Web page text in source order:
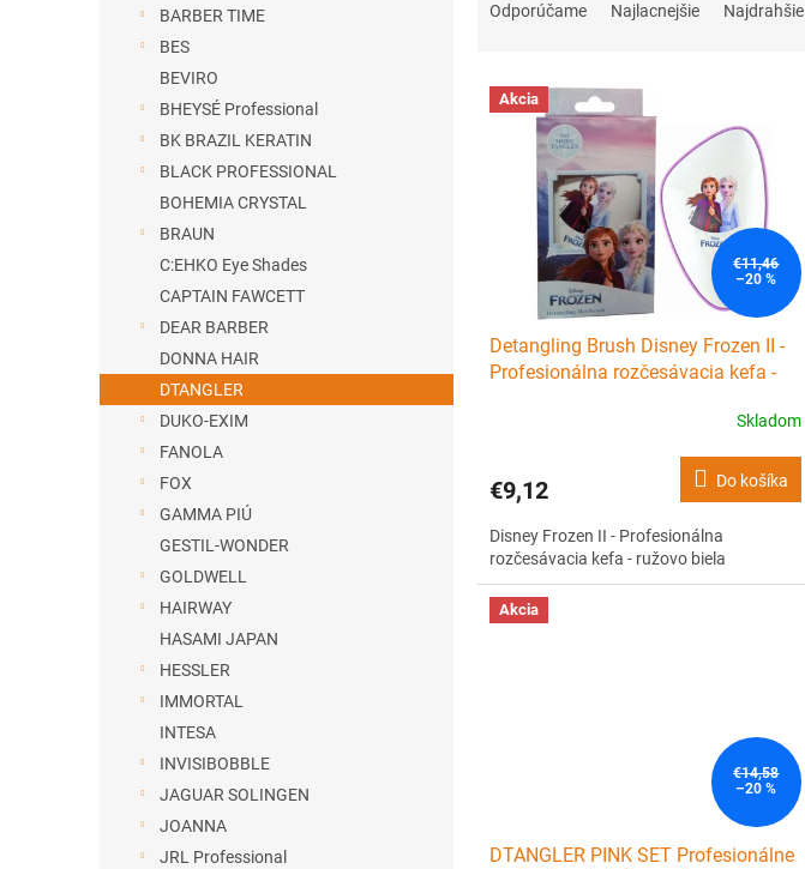
BARBER TIME
BES
BEVIRO
BHEYSÉ Professional
BK BRAZIL KERATIN
BLACK PROFESSIONAL
BOHEMIA CRYSTAL
BRAUN
C:EHKO Eye Shades
CAPTAIN FAWCETT
DEAR BARBER
DONNA HAIR
DTANGLER
DUKO-EXIM
FANOLA
FOX
GAMMA PIÚ
GESTIL-WONDER
GOLDWELL
HAIRWAY
HASAMI JAPAN
HESSLER
IMMORTAL
INTESA
INVISIBOBBLE
JAGUAR SOLINGEN
JOANNA
JRL Professional
Odporúčame Najlacnejšie Najdrahšie
V Akcia
€11,46
–20 %
Detangling Brush Disney Frozen II -
Profesionálna rozčesávacia kefa -
Skladom
€9,12 Do košíka
Disney Frozen II - Profesionálna
rozčesávacia kefa - ružovo biela
Akcia
€14,58
–20 %
DTANGLER PINK SET Profesionálne